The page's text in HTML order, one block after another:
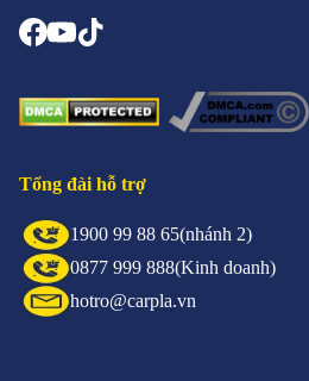
Tổng đài hỗ trợ
1900 99 88 65(nhánh 2)
0877 999 888(Kinh doanh)
hotro@carpla.vn